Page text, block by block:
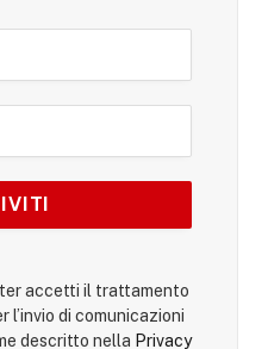
accetti il trattamento
l’invio di comunicazioni
descritto nella Privacy